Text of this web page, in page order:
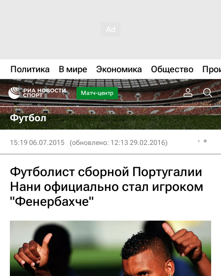
Политика В мире Экономика Общество
Матч-центр
Футбол
15:19 06.07.2015 (обновлено: 12:13 29.02.2016)
Футболист сборной Португалии
Нани официально стал игроком
"Фенербахче"